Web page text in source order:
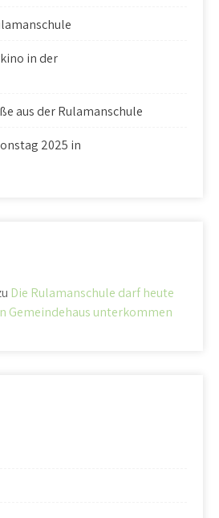
in der
aus der Rulamanschule
2025 in
Die Rulamanschule darf heute
Gemeindehaus unterkommen